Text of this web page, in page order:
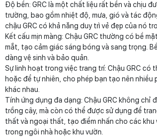
Độ bền: GRC là một chất liệu rất bền và chịu
trường, bao gồm nhiệt độ, mưa, gió và tác
chậu GRC có khả năng duy trì vẻ đẹp của nó
Kết cấu mịn màng: Chậu GRC thường có bề
mắt, tạo cảm giác sáng bóng và sang trọng.
dàng vệ sinh và bảo quản.
Sự linh hoạt trong việc trang trí: Chậu GRC có
hoặc để tự nhiên, cho phép bạn tạo nên nhiều
khác nhau.
Tính ứng dụng đa dạng: Chậu GRC không chỉ
trồng cây, mà còn có thể được sử dụng để
thất và ngoại thất, tạo điểm nhấn cho các khu
trong ngôi nhà hoặc khu vườn.